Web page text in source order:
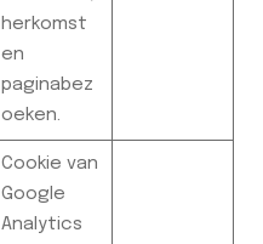
herkomst
en
paginabez
oeken.
Cookie van
Google
Analytics